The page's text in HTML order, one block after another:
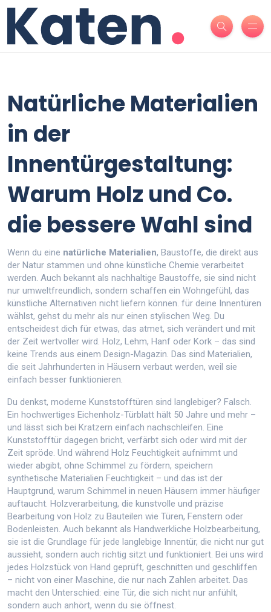
Natürliche Materialien
in der
Innentürgestaltung:
Warum Holz und Co.
die bessere Wahl sind
Wenn du eine natürliche Materialien, Baustoffe, die direkt aus
der Natur stammen und ohne künstliche Chemie verarbeitet
werden. Auch bekannt als nachhaltige Baustoffe, sie sind nicht
nur umweltfreundlich, sondern schaffen ein Wohngefühl, das
künstliche Alternativen nicht liefern können. für deine Innentüren
wählst, gehst du mehr als nur einen stylischen Weg. Du
entscheidest dich für etwas, das atmet, sich verändert und mit
der Zeit wertvoller wird. Holz, Lehm, Hanf oder Kork – das sind
keine Trends aus einem Design-Magazin. Das sind Materialien,
die seit Jahrhunderten in Häusern verbaut werden, weil sie
einfach besser funktionieren.
Du denkst, moderne Kunststofftüren sind langlebiger? Falsch.
Ein hochwertiges Eichenholz-Türblatt hält 50 Jahre und mehr –
und lässt sich bei Kratzern einfach nachschleifen. Eine
Kunststofftür dagegen bricht, verfärbt sich oder wird mit der
Zeit spröde. Und während Holz Feuchtigkeit aufnimmt und
wieder abgibt, ohne Schimmel zu fördern, speichern
synthetische Materialien Feuchtigkeit – und das ist der
Hauptgrund, warum Schimmel in neuen Häusern immer häufiger
auftaucht. Holzverarbeitung, die kunstvolle und präzise
Bearbeitung von Holz zu Bauteilen wie Türen, Fenstern oder
Bodenleisten. Auch bekannt als Handwerkliche Holzbearbeitung,
sie ist die Grundlage für jede langlebige Innentür, die nicht nur gut
aussieht, sondern auch richtig sitzt und funktioniert. Bei uns wird
jedes Holzstück von Hand geprüft, geschnitten und geschliffen
– nicht von einer Maschine, die nur nach Zahlen arbeitet. Das
macht den Unterschied: eine Tür, die sich nicht nur anfühlt,
sondern auch anhört, wenn du sie öffnest.